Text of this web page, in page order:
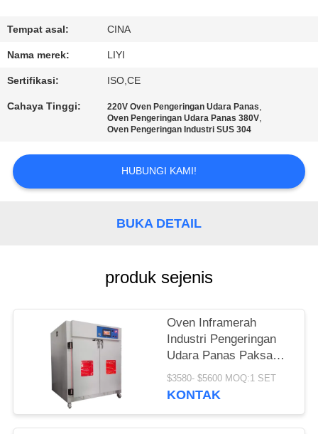
HUBUNGI
KAMI
PERMINTAAN
PENAWARAN
SITEMAP
Tempat asal: CINA
Nama merek: LIYI
Sertifikasi: ISO,CE
Cahaya Tinggi: 220V Oven Pengeringan Udara Panas,
Oven Pengeringan Udara Panas 380V,
Oven Pengeringan Industri SUS 304
HUBUNGI KAMI!
BUKA DETAIL
produk sejenis
Oven Inframerah
Industri Pengeringan
Udara Panas Paksa
LIYI Untuk
Laboratorium
$3580- $5600 MOQ:1 SET
KONTAK